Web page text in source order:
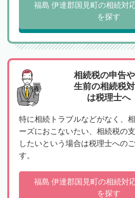
福島 伊達郡国見町の相続対
を探す
相続税の申告や
生前の相続税
は税理士へ
特に相続トラブルなどがなく、
ーズにおこないたい、相続税の
したいという場合は税理士への
す。
福島 伊達郡国見町の相続対
を探す